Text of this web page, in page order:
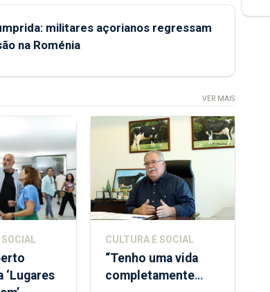
militares açorianos regressam
na Roménia
VER MAIS
‘Lugares
CULTURA E SOCIAL
“Tenho uma vida
completamente